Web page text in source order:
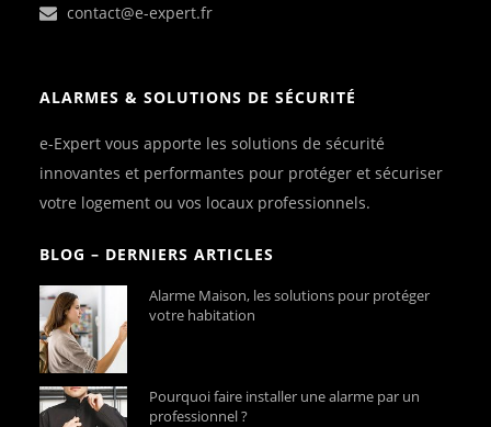
contact@e-expert.fr
ALARMES & SOLUTIONS DE SÉCURITÉ
e-Expert vous apporte les solutions de sécurité
innovantes et performantes pour protéger et sécuriser
votre logement ou vos locaux professionnels.
BLOG – DERNIERS ARTICLES
Alarme Maison, les solutions pour protéger
votre habitation
Pourquoi faire installer une alarme par un
professionnel ?